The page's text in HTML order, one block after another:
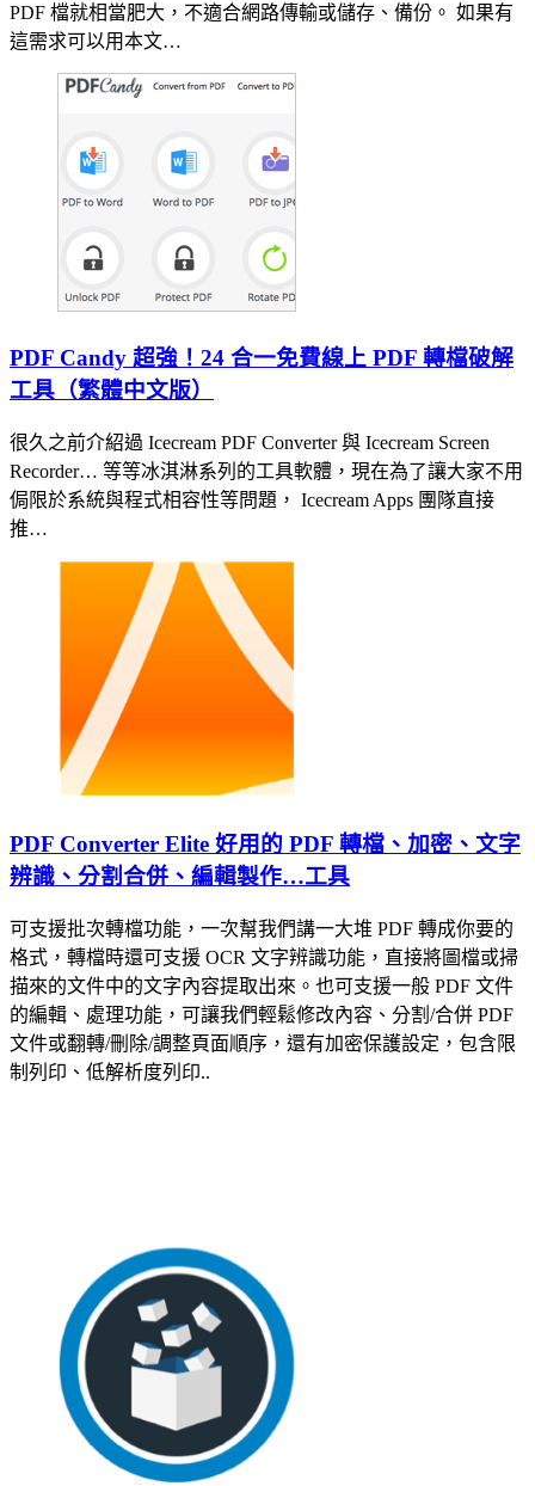
PDF 檔就相當肥大，不適合網路傳輸或儲存、備份。 如果有
這需求可以用本文…
PDF Candy 超強！24 合一免費線上 PDF 轉檔破解
工具（繁體中文版）
很久之前介紹過 Icecream PDF Converter 與 Icecream Screen
Recorder… 等等冰淇淋系列的工具軟體，現在為了讓大家不用
侷限於系統與程式相容性等問題， Icecream Apps 團隊直接
推…
PDF Converter Elite 好用的 PDF 轉檔、加密、文字
辨識、分割合併、編輯製作…工具
可支援批次轉檔功能，一次幫我們講一大堆 PDF 轉成你要的
格式，轉檔時還可支援 OCR 文字辨識功能，直接將圖檔或掃
描來的文件中的文字內容提取出來。也可支援一般 PDF 文件
的編輯、處理功能，可讓我們輕鬆修改內容、分割/合併 PDF
文件或翻轉/刪除/調整頁面順序，還有加密保護設定，包含限
制列印、低解析度列印..